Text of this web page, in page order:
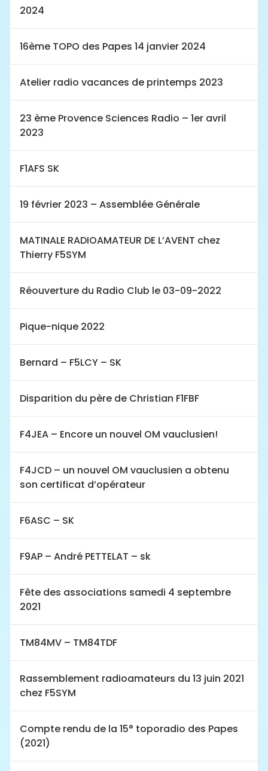
2024
16ème TOPO des Papes 14 janvier 2024
Atelier radio vacances de printemps 2023
23 ème Provence Sciences Radio – 1er avril
2023
F1AFS SK
19 février 2023 – Assemblée Générale
MATINALE RADIOAMATEUR DE L’AVENT chez
Thierry F5SYM
Réouverture du Radio Club le 03-09-2022
Pique-nique 2022
Bernard – F5LCY – SK
Disparition du père de Christian F1FBF
F4JEA – Encore un nouvel OM vauclusien!
F4JCD – un nouvel OM vauclusien a obtenu
son certificat d’opérateur
F6ASC – SK
F9AP – André PETTELAT – sk
Fête des associations samedi 4 septembre
2021
TM84MV – TM84TDF
Rassemblement radioamateurs du 13 juin 2021
chez F5SYM
Compte rendu de la 15° toporadio des Papes
(2021)